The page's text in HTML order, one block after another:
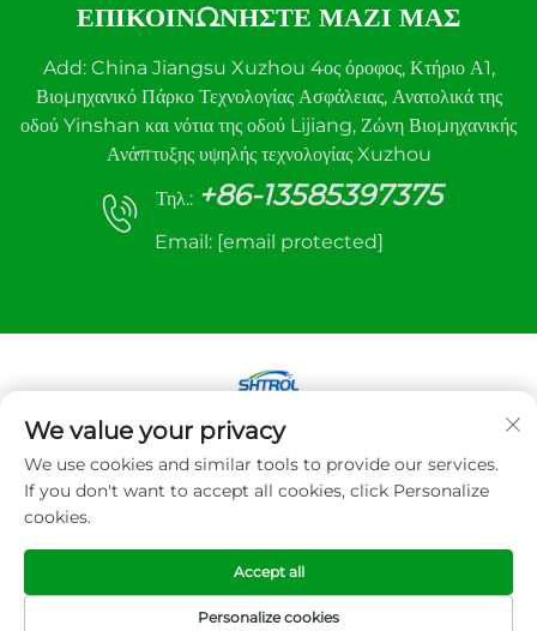
ΕΠΙΚΟΙΝΩΝΉΣΤΕ ΜΑΖΊ ΜΑΣ
Add: China Jiangsu Xuzhou 4ος όροφος, Κτήριο Α1,
Βιομηχανικό Πάρκο Τεχνολογίας Ασφάλειας, Ανατολικά της
οδού Yinshan και νότια της οδού Lijiang, Ζώνη Βιομηχανικής
Ανάπτυξης υψηλής τεχνολογίας Xuzhou
Τηλ.: +86-13585397375
Email: [email protected]
Πνευματικά δικαιώματα © 2025 Xuzhou sanhe
Automatic Control equipment Co.,LTD. Με την
επιφύλαξη παντός δικαιώματος
We value your privacy
We use cookies and similar tools to provide our services.
If you don't want to accept all cookies, click Personalize
cookies.
Personalize cookies
Accept all